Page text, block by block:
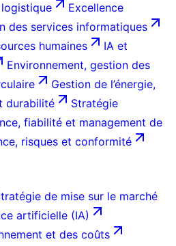
Excellence
des services informatiques
humaines
IA et
Environnement, gestion des
Gestion de l’énergie,
durabilité
Stratégie
fiabilité et management de
risques et conformité
de mise sur le marché
artificielle (IA)
et des coûts